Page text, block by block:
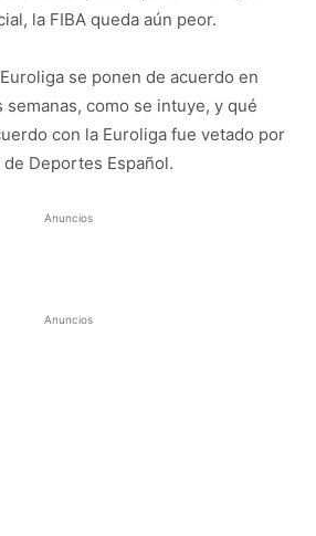
la FIBA queda aún peor.
se ponen de acuerdo en
semanas, como se intuye, y qué
con la Euroliga fue vetado por
Deportes Español.
Anuncios
Anuncios